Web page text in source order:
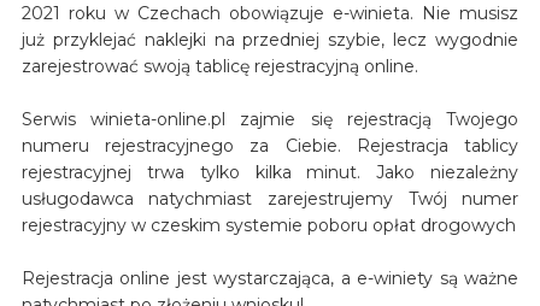
2021 roku w Czechach obowiązuje e-winieta. Nie musisz
już przyklejać naklejki na przedniej szybie, lecz wygodnie
zarejestrować swoją tablicę rejestracyjną online.
Serwis winieta-online.pl zajmie się rejestracją Twojego
numeru rejestracyjnego za Ciebie. Rejestracja tablicy
rejestracyjnej trwa tylko kilka minut. Jako niezależny
usługodawca natychmiast zarejestrujemy Twój numer
rejestracyjny w czeskim systemie poboru opłat drogowych
Rejestracja online jest wystarczająca, a e-winiety są ważne